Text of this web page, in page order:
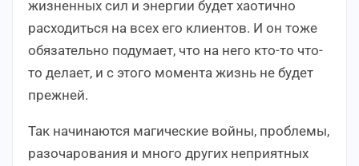
жизненных сил и энергии будет хаотично
расходиться на всех его клиентов. И он тоже
обязательно подумает, что на него кто-то что-
то делает, и с этого момента жизнь не будет
прежней.
Так начинаются магические войны, проблемы,
разочарования и много других неприятных